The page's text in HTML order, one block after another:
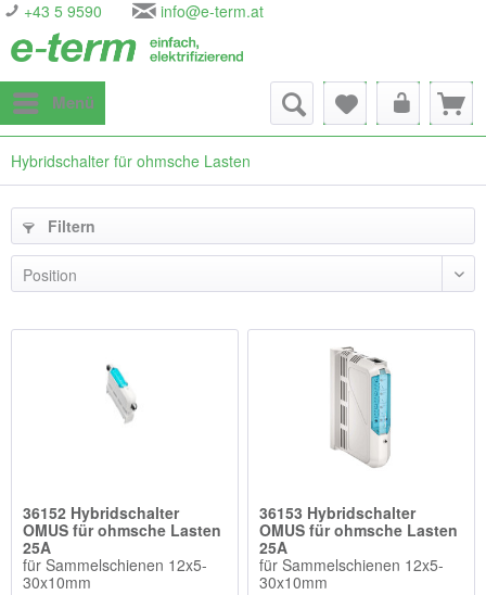
+43 5 9590 info@e-term.at
Menü
Hybridschalter für ohmsche Lasten
Filtern
36152 Hybridschalter
OMUS für ohmsche Lasten
25A
für Sammelschienen 12x5-
30x10mm
36153 Hybridschalter
OMUS für ohmsche Lasten
25A
für Sammelschienen 12x5-
30x10mm